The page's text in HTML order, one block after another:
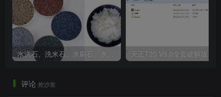
疏林草地.jpg
评论 抢沙发